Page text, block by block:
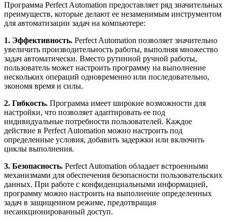
Программа Perfect Automation предоставляет ряд значительных
преимуществ, которые делают ее незаменимым инструментом
для автоматизации задач на компьютере:
1. Эффективность. Perfect Automation позволяет значительно
увеличить производительность работы, выполняя множество
задач автоматически. Вместо рутинной ручной работы,
пользователь может настроить программу на выполнение
нескольких операций одновременно или последовательно,
экономя время и силы.
2. Гибкость. Программа имеет широкие возможности для
настройки, что позволяет адаптировать ее под
индивидуальные потребности пользователей. Каждое
действие в Perfect Automation можно настроить под
определенные условия, добавить задержки или включить
циклы выполнения.
3. Безопасность. Perfect Automation обладает встроенными
механизмами для обеспечения безопасности пользовательских
данных. При работе с конфиденциальными информацией,
программу можно настроить на выполнение определенных
задач в защищенном режиме, предотвращая
несанкционированный доступ.